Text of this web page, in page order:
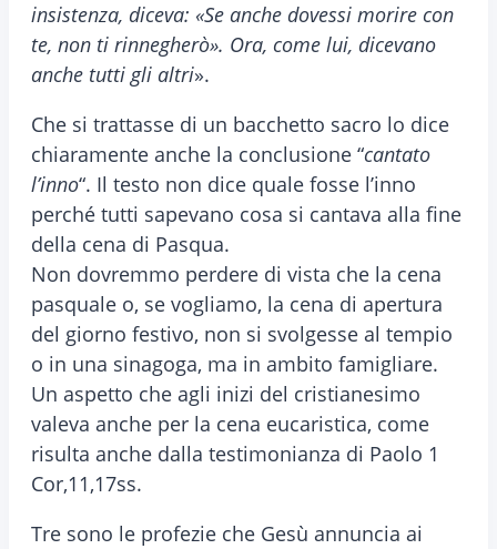
insistenza, diceva: «Se anche dovessi morire con
te, non ti rinnegherò». Ora, come lui, dicevano
anche tutti gli altri».
Che si trattasse di un bacchetto sacro lo dice
chiaramente anche la conclusione “cantato
l’inno“. Il testo non dice quale fosse l’inno
perché tutti sapevano cosa si cantava alla fine
della cena di Pasqua.
Non dovremmo perdere di vista che la cena
pasquale o, se vogliamo, la cena di apertura
del giorno festivo, non si svolgesse al tempio
o in una sinagoga, ma in ambito famigliare.
Un aspetto che agli inizi del cristianesimo
valeva anche per la cena eucaristica, come
risulta anche dalla testimonianza di Paolo 1
Cor,11,17ss.
Tre sono le profezie che Gesù annuncia ai